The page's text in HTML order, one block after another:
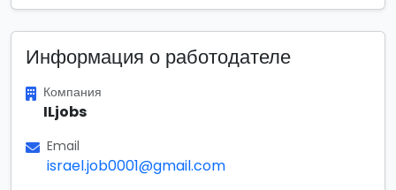
Информация о работодателе
Компания
ILjobs
Email
israel.job0001@gmail.com